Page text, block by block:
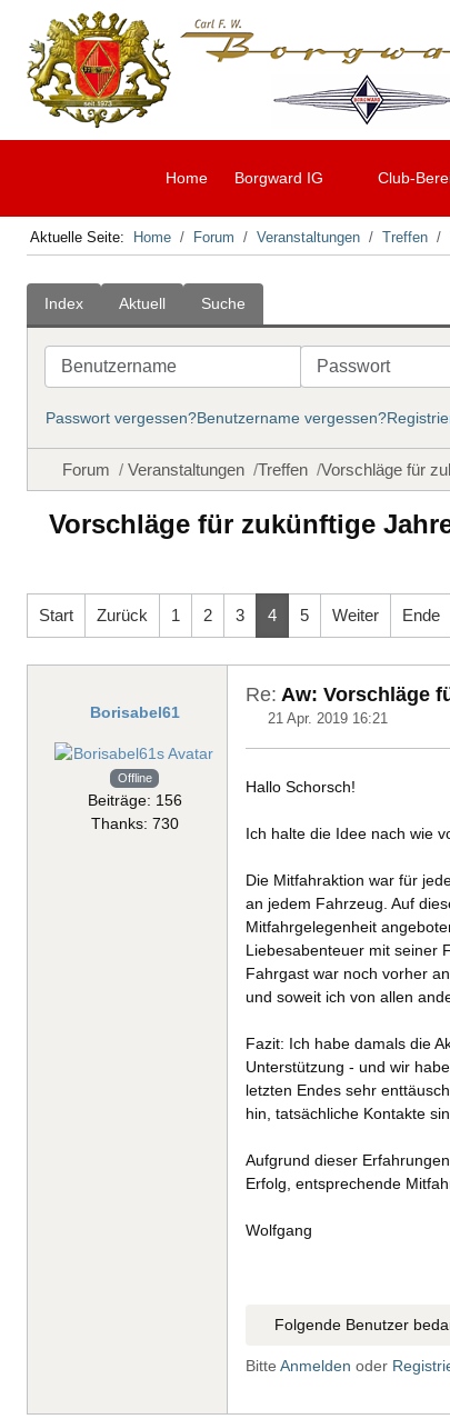
Home Borgward IG Club-
Aktuelle Seite: Home Forum Veranstaltungen Treffen
Index Aktuell Suche
Benutzername Passwort
Passwort vergessen?Benutzername vergessen?
Forum Veranstaltungen Treffen Vorschläge für
Vorschläge für zukünftige
Start Zurück 1 2 3 4 5 Weiter Ende
Borisabel61
Offline
Beiträge: 156
Thanks: 730
Re: Aw: Vorschläge
21 Apr. 2019 16:21
Hallo Schorsch!
Ich halte die Idee nach wie
Die Mitfahraktion war für
an jedem Fahrzeug. Auf
Mitfahrgelegenheit
Liebesabenteuer mit seiner
Fahrgast war noch vorher
und soweit ich von allen
Fazit: Ich habe damals die
Unterstützung - und wir
letzten Endes sehr
hin, tatsächliche Kontakte
Aufgrund dieser
Erfolg, entsprechende
Wolfgang
Folgende Benutzer
Bitte Anmelden oder